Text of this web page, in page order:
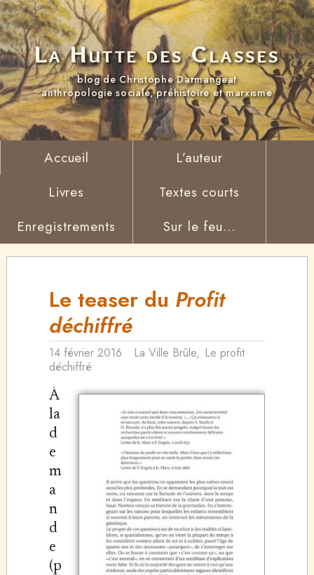
La Hutte des Classes
blog de Christophe Darmangeat
anthropologie sociale, préhistoire et marxisme
Accueil
L’auteur
Livres
Textes courts
Enregistrements
Sur le feu...
Le teaser du Profit
déchiffré
14 février 2016 La Ville Brûle, Le profit
déchiffré
À
la
d
e
m
a
n
d
e
(p